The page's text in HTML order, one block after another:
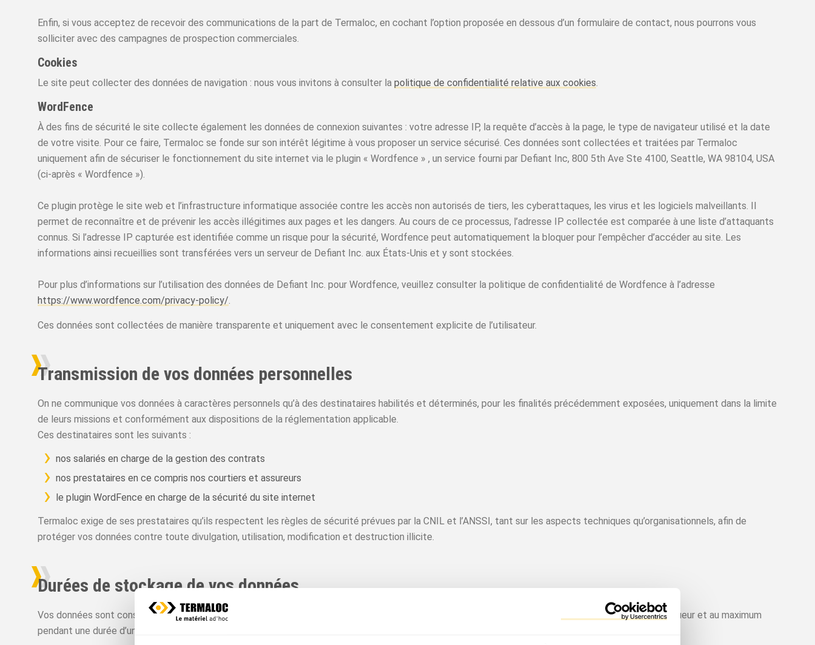
Enfin, si vous acceptez de recevoir des communications de la part de Termaloc, en cochant l’option proposée en dessous d’un formulaire de contact, nous pourrons vous
solliciter avec des campagnes de prospection commerciales.
Cookies
Le site peut collecter des données de navigation : nous vous invitons à consulter la politique de confidentialité relative aux cookies.
WordFence
À des fins de sécurité le site collecte également les données de connexion suivantes : votre adresse IP, la requête d’accès à la page, le type de navigateur utilisé et la date
de votre visite. Pour ce faire, Termaloc se fonde sur son intérêt légitime à vous proposer un service sécurisé. Ces données sont collectées et traitées par Termaloc
uniquement afin de sécuriser le fonctionnement du site internet via le plugin « Wordfence » , un service fourni par Defiant Inc, 800 5th Ave Ste 4100, Seattle, WA 98104, USA
(ci-après « Wordfence »).
Ce plugin protège le site web et l’infrastructure informatique associée contre les accès non autorisés de tiers, les cyberattaques, les virus et les logiciels malveillants. Il
permet de reconnaître et de prévenir les accès illégitimes aux pages et les dangers. Au cours de ce processus, l’adresse IP collectée est comparée à une liste d’attaquants
connus. Si l’adresse IP capturée est identifiée comme un risque pour la sécurité, Wordfence peut automatiquement la bloquer pour l’empêcher d’accéder au site. Les
informations ainsi recueillies sont transférées vers un serveur de Defiant Inc. aux États-Unis et y sont stockées.
Pour plus d’informations sur l’utilisation des données de Defiant Inc. pour Wordfence, veuillez consulter la politique de confidentialité de Wordfence à l’adresse
https://www.wordfence.com/privacy-policy/.
Ces données sont collectées de manière transparente et uniquement avec le consentement explicite de l’utilisateur.
Transmission de vos données personnelles
On ne communique vos données à caractères personnels qu’à des destinataires habilités et déterminés, pour les finalités précédemment exposées, uniquement dans la limite
de leurs missions et conformément aux dispositions de la réglementation applicable.
Ces destinataires sont les suivants :
nos salariés en charge de la gestion des contrats
nos prestataires en ce compris nos courtiers et assureurs
le plugin WordFence en charge de la sécurité du site internet
Termaloc exige de ses prestataires qu’ils respectent les règles de sécurité prévues par la CNIL et l’ANSSI, tant sur les aspects techniques qu’organisationnels, afin de
protéger vos données contre toute divulgation, utilisation, modification et destruction illicite.
Durées de stockage de vos données
Vos données sont conservées pendant la durée nécessaire à la réalisation des finalités décrites ci-dessus, ceci dans le respect de la législation en vigueur et au maximum
pendant une durée d’un an.